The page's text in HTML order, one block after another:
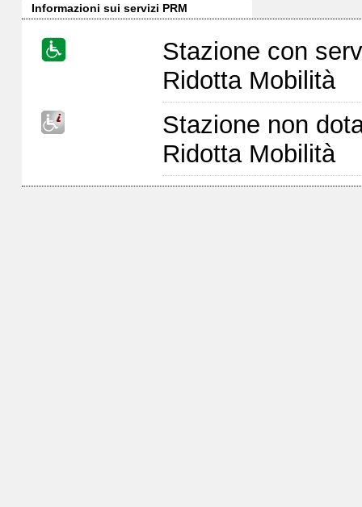
Informazioni sui servizi PRM
Stazione con
Ridotta Mobilità
Stazione non
Ridotta Mobilità